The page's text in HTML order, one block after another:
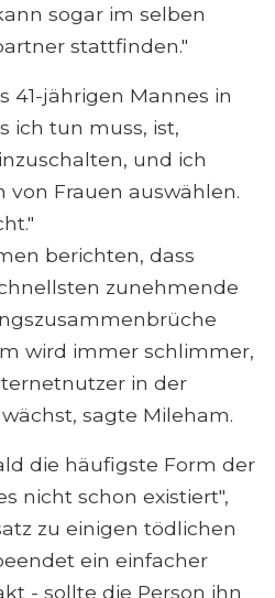
sogar im selben
stattfinden."
41-jährigen Mannes in
ich tun muss, ist,
und ich
von Frauen auswählen.
berichten, dass
zunehmende
wird immer schlimmer,
in der
sagte Mileham.
die häufigste Form der
nicht schon existiert",
zu einigen tödlichen
ein einfacher
- sollte die Person ihn